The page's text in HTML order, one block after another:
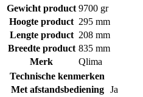
Gewicht product 9700 gr
Hoogte product 295 mm
Lengte product 208 mm
Breedte product 835 mm
Merk
Qlima
Technische kenmerken
Met afstandsbediening
Ja